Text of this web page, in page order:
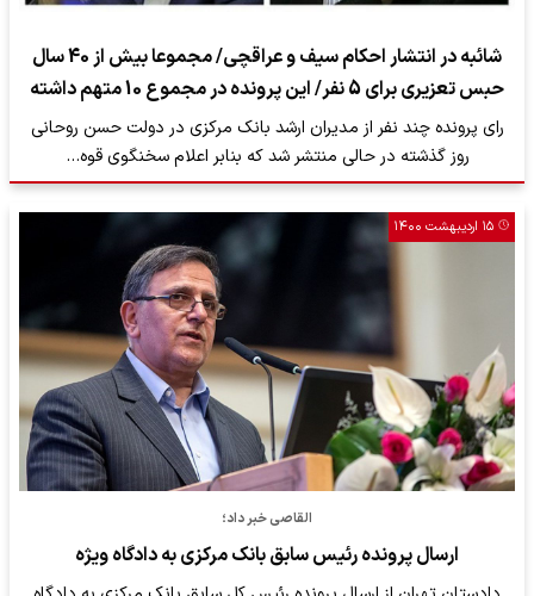
شائبه در انتشار احکام سیف و عراقچی/ مجموعا بیش از 40 سال
حبس تعزیری برای 5 نفر/ این پرونده در مجموع 10 متهم داشته
رای پرونده چند نفر از مدیران ارشد بانک مرکزی در دولت حسن روحانی
روز گذشته در حالی منتشر شد که بنابر اعلام سخنگوی قوه…
۱۵ اردیبهشت ۱۴۰۰
القاصی خبر داد؛
ارسال پرونده رئیس سابق بانک مرکزی به دادگاه ویژه